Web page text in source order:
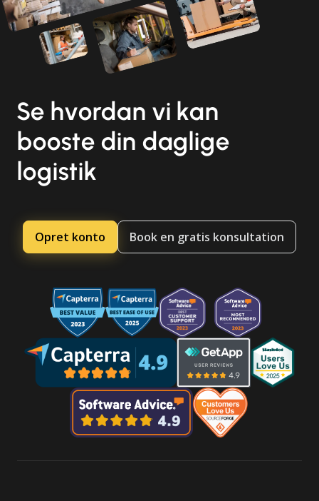
Se hvordan vi kan
booste din daglige
logistik
Opret konto Book en gratis konsultation